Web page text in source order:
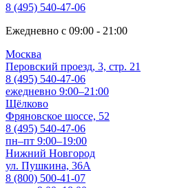
8 (495) 540-47-06
Ежедневно с 09:00 - 21:00
Москва
Перовский проезд, 3, стр. 21
8 (495) 540-47-06
ежедневно 9:00–21:00
Щёлково
Фряновское шоссе, 52
8 (495) 540-47-06
пн–пт 9:00–19:00
Нижний Новгород
ул. Пушкина, 36А
8 (800) 500-41-07